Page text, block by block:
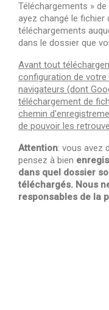
Téléchargements »
ayez changé le fichier
téléchargements
dans le dossier que
Avant tout
configuration de
navigateurs (dont
téléchargement de
chemin
de pouvoir les
Attention: vous avez
pensez à bien
dans quel dossier
téléchargés. Nous
responsables de la